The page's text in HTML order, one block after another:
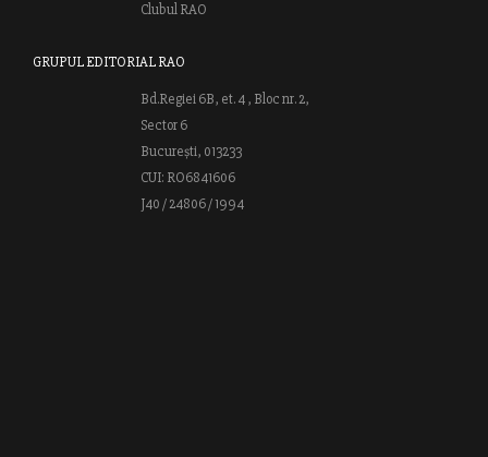
Clubul RAO
GRUPUL EDITORIAL RAO
Bd.Regiei 6B, et. 4 , Bloc nr. 2,
Sector 6
București, 013233
CUI: RO6841606
J40 / 24806 / 1994